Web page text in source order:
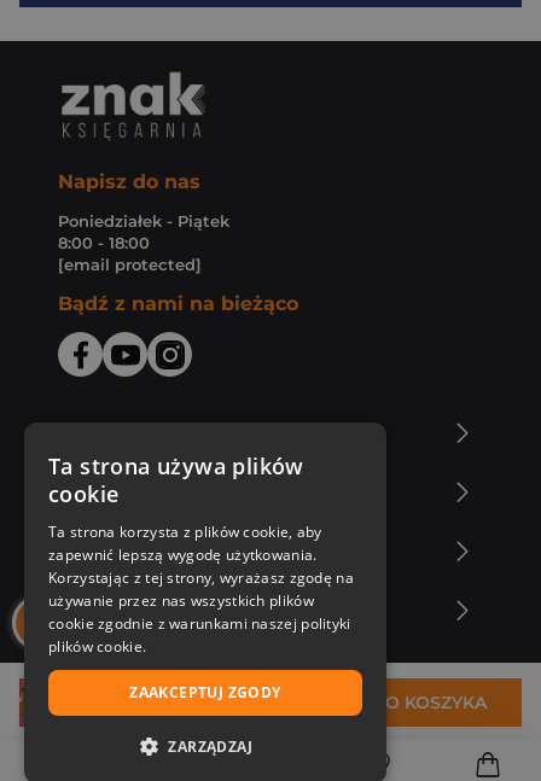
37,29 zł DO KOSZYKA
Napisz do nas
Poniedziałek - Piątek
8:00 - 18:00
[email protected]
Bądź z nami na bieżąco
Zakupy u nas
Nasza oferta
Nasi autorzy
Ta strona używa plików
cookie
Ta strona korzysta z plików cookie, aby
zapewnić lepszą wygodę użytkowania.
Korzystając z tej strony, wyrażasz zgodę na
używanie przez nas wszystkich plików
cookie zgodnie z warunkami naszej polityki
plików cookie.
ZAAKCEPTUJ ZGODY
ZARZĄDZAJ